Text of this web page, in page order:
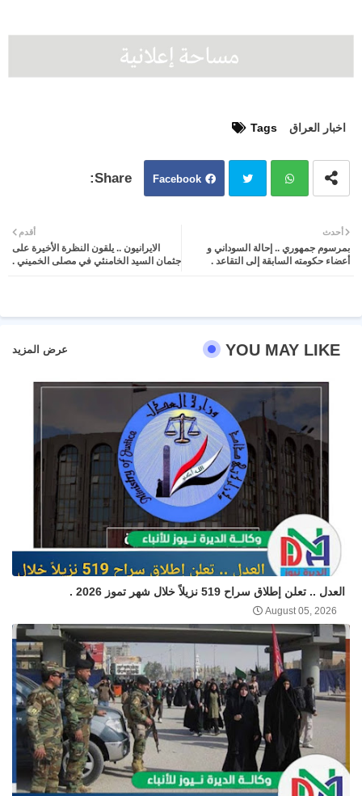
Tags اخبار العراق
Facebook
ter atsa
أحدث
بمرسوم جمهوري .. إحالة السوداني و
أعضاء حكومته السابقة إلى التقاعد .
أقدم
الايرانيون .. يلقون النظرة الأخيرة على
جثمان السيد الخامنئي في مصلى الخميني .
YOU MAY LIKE عرض المزيد
العدل .. تعلن إطلاق سراح 519 نزيلاً خلال شهر تموز 2026 .
August 05, 2026